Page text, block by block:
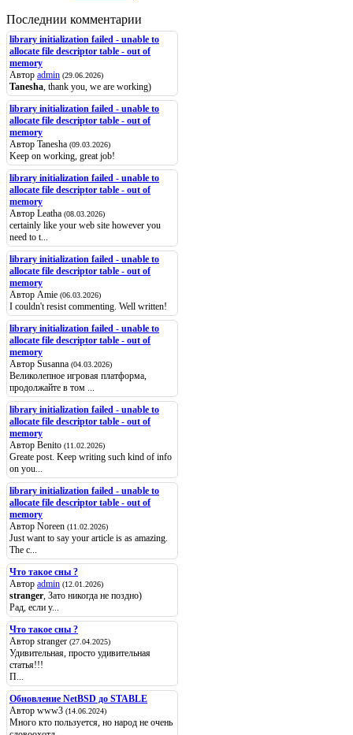
Последнии комментарии
library initialization failed - unable to
allocate file descriptor table - out of
memory
Автор admin (29.06.2026)
Tanesha , thank you, we are working)
library initialization failed - unable to
allocate file descriptor table - out of
memory
Автор Tanesha (09.03.2026)
Keep on working, great job!
library initialization failed - unable to
allocate file descriptor table - out of
memory
Автор Leatha (08.03.2026)
certainly like your web site however you
need to t...
library initialization failed - unable to
allocate file descriptor table - out of
memory
Автор Amie (06.03.2026)
I couldn't resist commenting. Well written!
library initialization failed - unable to
allocate file descriptor table - out of
memory
Автор Susanna (04.03.2026)
Великолепное игровая платформа,
продолжайте в том ...
library initialization failed - unable to
allocate file descriptor table - out of
memory
Автор Benito (11.02.2026)
Greate post. Keep writing such kind of info
on you...
library initialization failed - unable to
allocate file descriptor table - out of
memory
Автор Noreen (11.02.2026)
Just want to say your article is as amazing.
The c...
Что такое сны ?
Автор admin (12.01.2026)
stranger , Зато никогда не поздно)
Рад, если у...
Что такое сны ?
Автор stranger (27.04.2025)
Удивительная, просто удивительная
статья!!!
П...
Обновление NetBSD до STABLE
Автор www3 (14.06.2024)
Много кто пользуется, но народ не очень